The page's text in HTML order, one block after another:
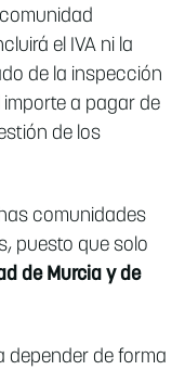
el IVA ni la
de la inspección
importe a pagar de
de los
comunidades
puesto que solo
de Murcia y de
depender de forma